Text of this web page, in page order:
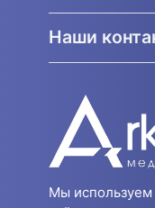
Наши
Мы используем